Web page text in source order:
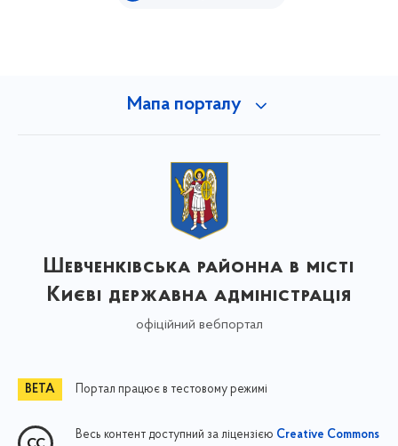
Мапа порталу
Шевченківська районна в місті
Києві державна адміністрація
офіційний вебпортал
Портал працює в тестовому режимі
Весь контент доступний за ліцензією Creative Commons